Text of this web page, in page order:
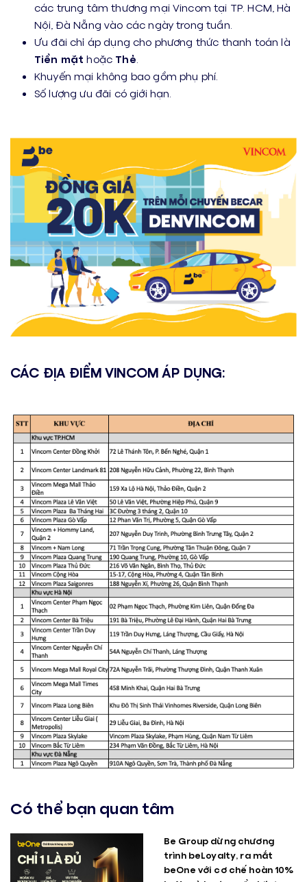
các trung tâm thương mại Vincom tại TP. HCM, Hà
Nội, Đà Nẵng vào các ngày trong tuần.
Ưu đãi chỉ áp dụng cho phương thức thanh toán là
Tiền mặt hoặc Thẻ
Khuyến mại không bao gồm phụ phí.
Số lượng ưu đãi có giới hạn.
CÁC ĐỊA ĐIỂM VINCOM ÁP DỤNG:
Có thể bạn quan tâm
Be Group dừng chương
trình beLoyalty, ra mắt
beOne với cơ chế hoàn 10%